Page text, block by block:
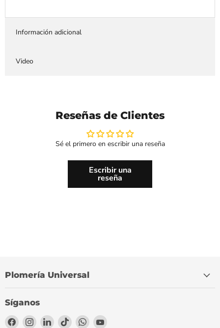
Información adicional
Video
Reseñas de Clientes
Sé el primero en escribir una reseña
Escribir una
reseña
Plomería Universal
Síganos
Encuéntrenos
Encuéntrenos
Encuéntrenos
Encuéntrenos
Encuéntrenos
Encuéntrenos